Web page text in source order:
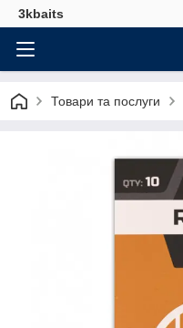
3kbaits
Товари та послуги